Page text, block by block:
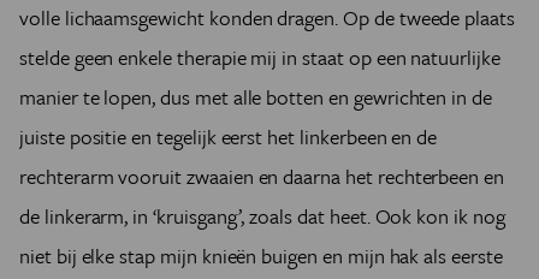
volle lichaamsgewicht konden dragen. Op de tweede plaats
stelde geen enkele therapie mij in staat op een natuurlijke
manier te lopen, dus met alle botten en gewrichten in de
juiste positie en tegelijk eerst het linkerbeen en de
rechterarm vooruit zwaaien en daarna het rechterbeen en
de linkerarm, in ‘kruisgang’, zoals dat heet. Ook kon ik nog
niet bij elke stap mijn knieën buigen en mijn hak als eerste